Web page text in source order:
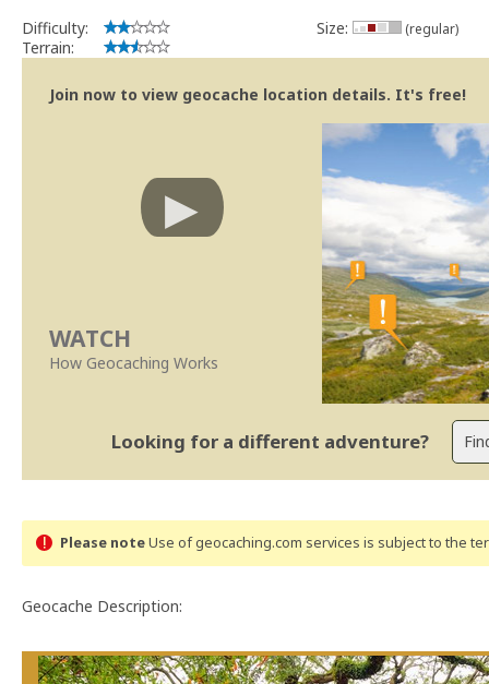
Community Volunteer Reviewer
Centro de Ajuda
Linhas Orientação
Difficulty:
Terrain:
Size: (regular)
Join now to view geocache location details. It's free!
WATCH
How Geocaching Works
Looking for a different adventure?
Please noteUse of geocaching.com services is subject to the
Geocache Description: